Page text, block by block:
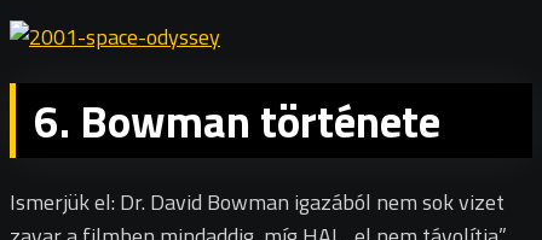
6. Bowman története
Ismerjük el: Dr. David Bowman igazából nem sok vizet